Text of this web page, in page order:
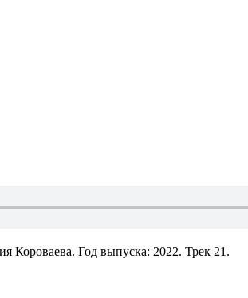
Короваева. Год выпуска: 2022. Трек 21.